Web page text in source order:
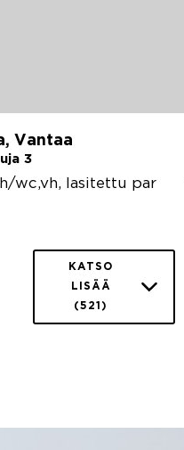
Vantaa
3
wc,vh, lasitettu par
KATSO
LISÄÄ
(521)